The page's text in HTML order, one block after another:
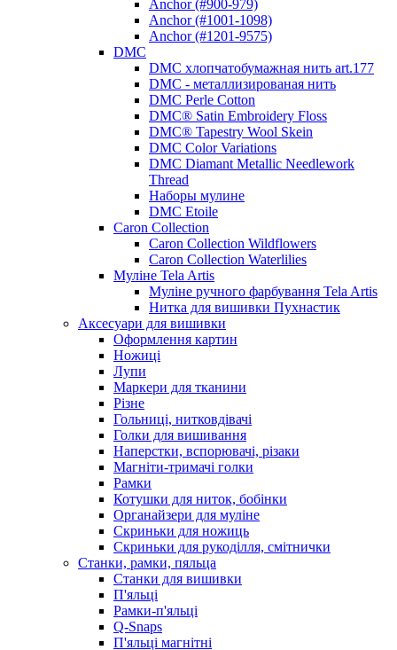
Anchor (#900-979)
Anchor (#1001-1098)
Anchor (#1201-9575)
DMC
DMC хлопчатобумажная нить art.177
DMC - металлизированая нить
DMC Perle Cotton
DMC® Satin Embroidery Floss
DMC® Tapestry Wool Skein
DMC Color Variations
DMC Diamant Metallic Needlework
Thread
Наборы мулине
DMC Etoile
Caron Collection
Caron Collection Wildflowers
Caron Collection Waterlilies
Муліне Tela Artis
Муліне ручного фарбування Tela Artis
Нитка для вишивки Пухнастик
Аксесуари для вишивки
Оформлення картин
Ножиці
Лупи
Маркери для тканини
Різне
Гольниці, нитковдівачі
Голки для вишивання
Наперстки, вспорювачі, різаки
Магніти-тримачі голки
Рамки
Котушки для ниток, бобінки
Органайзери для муліне
Скриньки для ножиць
Скриньки для рукоділля, смітнички
Станки, рамки, пяльца
Станки для вишивки
П'яльці
Рамки-п'яльці
Q-Snaps
П'яльці магнітні